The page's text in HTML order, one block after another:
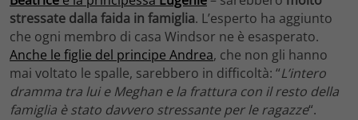
stressate dalla faida in famiglia. L’esperto ha aggiunto
che ogni membro di casa Windsor ne è esasperato.
Anche le figlie del principe Andrea, che non gli hanno
mai voltato le spalle, sarebbero in difficoltà: “L’intero
dramma tra lui e Meghan e la frattura con il resto della
famiglia è stato davvero stressante per le ragazze“.